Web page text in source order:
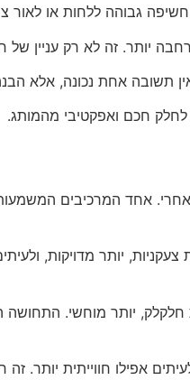
גבוהה ללחות או לאור
יותר. זה לא רק עניין של
תשובה אחת נכונה, אלא
חכם ואפקטיבי מהמותג.
אחד המרכיבים
יותר מדויקות,
יותר מוחשי. התחושה
אפילו חווייתית יותר.